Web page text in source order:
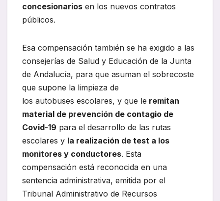
concesionarios en los nuevos contratos
públicos.
Esa compensación también se ha exigido a las
consejerías de Salud y Educación de la Junta
de Andalucía, para que asuman el sobrecoste
que supone la limpieza de
los autobuses escolares, y que le remitan
material de prevención de contagio de
Covid-19 para el desarrollo de las rutas
escolares y la realización de test a los
monitores y conductores. Esta
compensación está reconocida en una
sentencia administrativa, emitida por el
Tribunal Administrativo de Recursos